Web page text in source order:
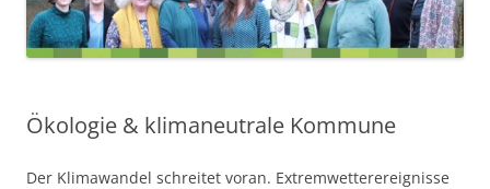
Ökologie & klimaneutrale Kommune
Der Klimawandel schreitet voran. Extremwetterereignisse